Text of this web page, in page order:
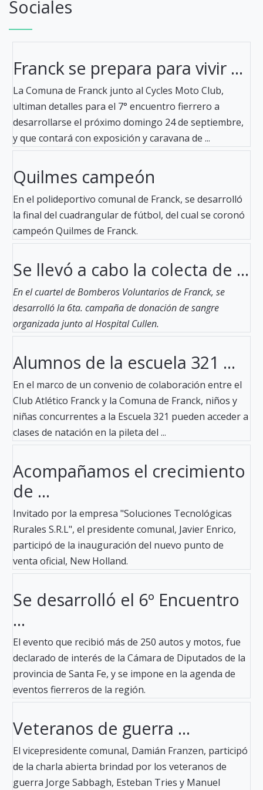
Sociales
Franck se prepara para vivir ...
La Comuna de Franck junto al Cycles Moto Club,
ultiman detalles para el 7° encuentro fierrero a
desarrollarse el próximo domingo 24 de septiembre,
y que contará con exposición y caravana de ...
Quilmes campeón
En el polideportivo comunal de Franck, se desarrolló
la final del cuadrangular de fútbol, del cual se coronó
campeón Quilmes de Franck.
Se llevó a cabo la colecta de ...
En el cuartel de Bomberos Voluntarios de Franck, se
desarrolló la 6ta. campaña de donación de sangre
organizada junto al Hospital Cullen.
Alumnos de la escuela 321 ...
En el marco de un convenio de colaboración entre el
Club Atlético Franck y la Comuna de Franck, niños y
niñas concurrentes a la Escuela 321 pueden acceder a
clases de natación en la pileta del ...
Acompañamos el crecimiento
de ...
Invitado por la empresa "Soluciones Tecnológicas
Rurales S.R.L", el presidente comunal, Javier Enrico,
participó de la inauguración del nuevo punto de
venta oficial, New Holland.
Se desarrolló el 6º Encuentro
...
El evento que recibió más de 250 autos y motos, fue
declarado de interés de la Cámara de Diputados de la
provincia de Santa Fe, y se impone en la agenda de
eventos fierreros de la región.
Veteranos de guerra ...
El vicepresidente comunal, Damián Franzen, participó
de la charla abierta brindad por los veteranos de
guerra Jorge Sabbagh, Esteban Tries y Manuel